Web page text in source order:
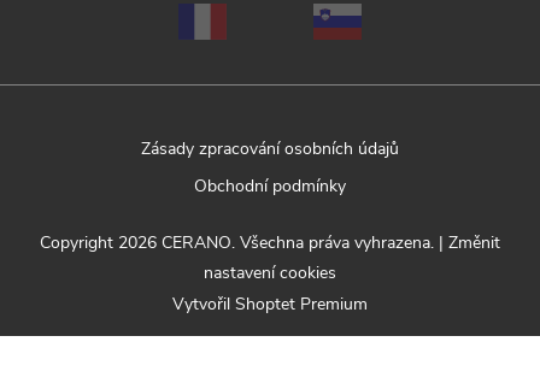
Zásady zpracování osobních údajů
Obchodní podmínky
Vytvořil Shoptet Premium
Copyright 2026 CERANO. Všechna práva vyhrazena. | Změnit
nastavení cookies